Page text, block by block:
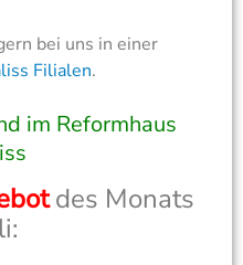
bei uns in einer
Filialen.
im Reformhaus
des Monats